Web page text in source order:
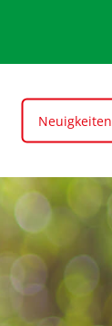
Neuigkeiten